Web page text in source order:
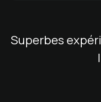
Superbes